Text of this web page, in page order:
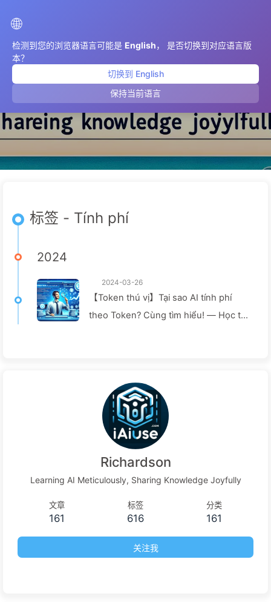
🌐
检测到您的浏览器语言可能是 English， 是否切换到对应语言版
本？
切换到 English
保持当前语言
Tính phí
标签 - Tính phí
2024
2024-03-26
【Token thú vị】Tại sao AI tính phí
theo Token? Cùng tìm hiểu! — Học từ
Richardson
Learning AI Meticulously, Sharing Knowledge Joyfully
文章
161
标签
616
分类
161
关注我